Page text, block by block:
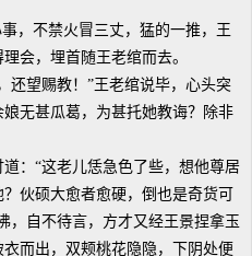
不禁火冒三丈，猛的一推，王
会，埋首随王老绾而去。
望赐教！”王老绾说毕，心头突
无甚瓜葛，为甚托她教诲？除非
“这老儿恁急色了些，想他尊居
伙硕大愈者愈硬，倒也是奇货可
，自不待言，方才又经王景捏拿玉
而出，双颊桃花隐隐，下阴处便